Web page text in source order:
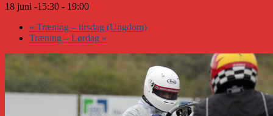
18 juni -15:30 - 19:00
« Træning – tirsdag (Ungdom)
Træning – Lørdag »